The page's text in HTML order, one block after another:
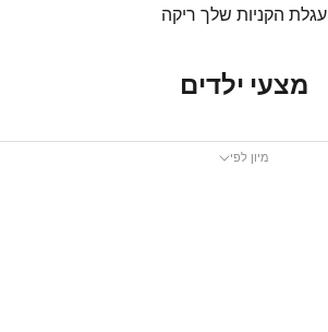
עגלת הקניות שלך ריקה
מצעי ילדים
מיון לפי